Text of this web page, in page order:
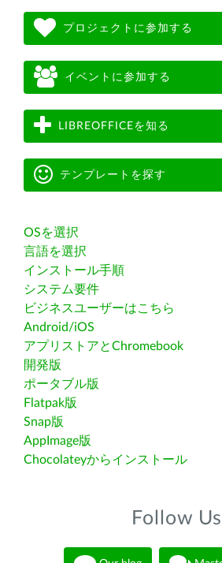
プロジェクトに参加する
イベントに参加する
LIBREOFFICEを知る
テンプレートを探す
OSを選択
言語を選択
インストール手順
システム要件
ビジネスユーザーはこちら
Android/iOS
アプリストアとChromebook
開発版
ポータブル版
Flatpak版
Snap版
AppImage版
Chocolateyからインストール
Follow Us